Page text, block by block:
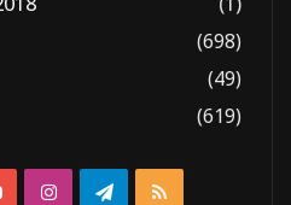
(698)
(49)
(619)
YouTubeInstagramTelegram
RSS